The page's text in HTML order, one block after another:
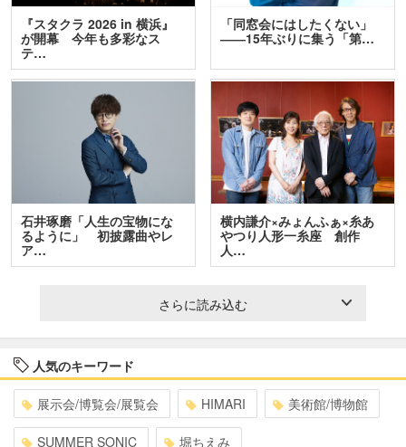
『スタクラ 2026 in 横浜』
が開幕 今年も多彩なス
テ…
「同窓会にはしたくない」
――15年ぶりに集う「第…
石井琢磨「人生の宝物にな
るように」 初披露曲やレ
ア…
横内謙介×みょんふぁ×糸あ
やつり人形一糸座 創作
人…
さらに読み込む
人気のキーワード
展示会/博覧会/展覧会 HIMARI 美術館/博物館
SUMMER SONIC 堀ちえみ